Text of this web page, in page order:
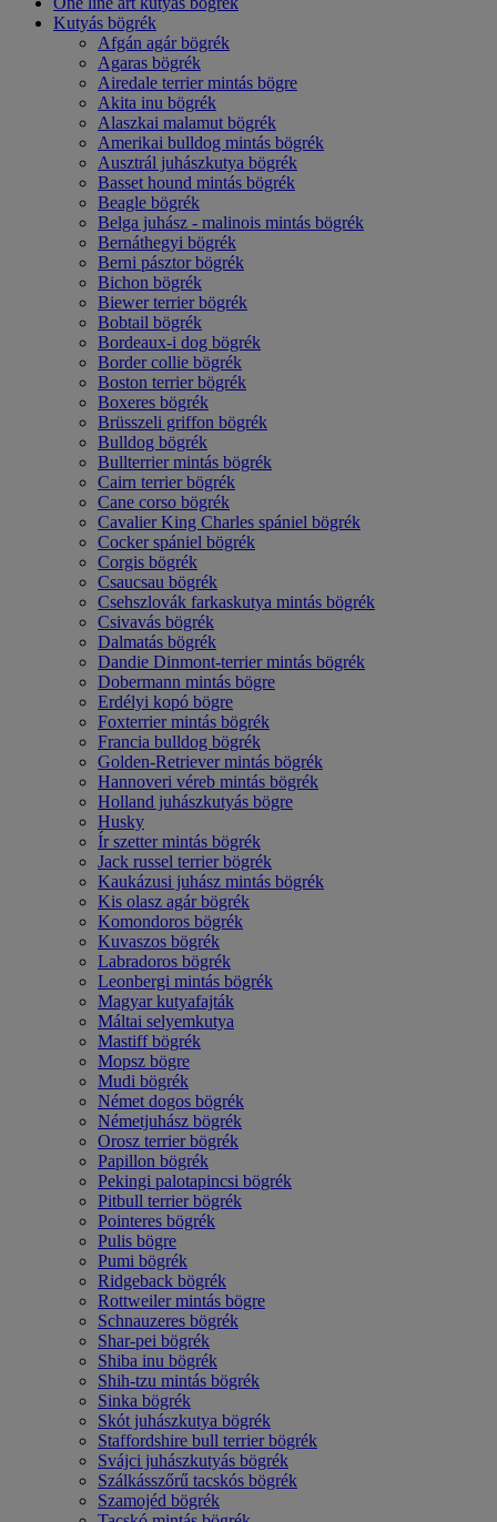
Kutyás bögrék
Afgán agár bögrék
Agaras bögrék
Airedale terrier mintás bögre
Akita inu bögrék
Alaszkai malamut bögrék
Amerikai bulldog mintás bögrék
Ausztrál juhászkutya bögrék
Basset hound mintás bögrék
Beagle bögrék
Belga juhász - malinois mintás bögrék
Bernáthegyi bögrék
Berni pásztor bögrék
Bichon bögrék
Biewer terrier bögrék
Bobtail bögrék
Bordeaux-i dog bögrék
Border collie bögrék
Boston terrier bögrék
Boxeres bögrék
Brüsszeli griffon bögrék
Bulldog bögrék
Bullterrier mintás bögrék
Cairn terrier bögrék
Cane corso bögrék
Cavalier King Charles spániel bögrék
Cocker spániel bögrék
Corgis bögrék
Csaucsau bögrék
Csehszlovák farkaskutya mintás bögrék
Csivavás bögrék
Dalmatás bögrék
Dandie Dinmont-terrier mintás bögrék
Dobermann mintás bögre
Erdélyi kopó bögre
Foxterrier mintás bögrék
Francia bulldog bögrék
Golden-Retriever mintás bögrék
Hannoveri véreb mintás bögrék
Holland juhászkutyás bögre
Husky
Ír szetter mintás bögrék
Jack russel terrier bögrék
Kaukázusi juhász mintás bögrék
Kis olasz agár bögrék
Komondoros bögrék
Kuvaszos bögrék
Labradoros bögrék
Leonbergi mintás bögrék
Magyar kutyafajták
Máltai selyemkutya
Mastiff bögrék
Mopsz bögre
Mudi bögrék
Német dogos bögrék
Németjuhász bögrék
Orosz terrier bögrék
Papillon bögrék
Pekingi palotapincsi bögrék
Pitbull terrier bögrék
Pointeres bögrék
Pulis bögre
Pumi bögrék
Ridgeback bögrék
Rottweiler mintás bögre
Schnauzeres bögrék
Shar-pei bögrék
Shiba inu bögrék
Shih-tzu mintás bögrék
Sinka bögrék
Skót juhászkutya bögrék
Staffordshire bull terrier bögrék
Svájci juhászkutyás bögrék
Szálkásszőrű tacskós bögrék
Szamojéd bögrék